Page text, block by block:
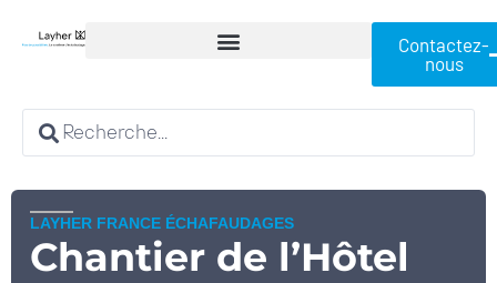
Contactez-
nous
LAYHER FRANCE ÉCHAFAUDAGES
Chantier de l’Hôtel